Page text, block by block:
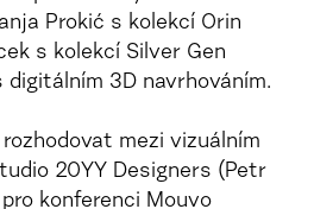
Prokić s kolekcí Orin
s kolekcí Silver Gen
3D navrhováním.
mezi vizuálním
20YY Designers (Petr
konferenci Mouvo